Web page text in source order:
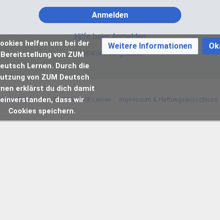
Anmelden
Hilfe beim Anmelden
Passwort vergessen?
Über ZUM Deutsch Lernen Impressum & Haftungsausschluss
helfen uns bei der
Bereitstellung von ZUM
Lernen. Durch die
von ZUM Deutsch
erklärst du dich damit
einverstanden, dass wir
Cookies speichern.
Weitere Informationen